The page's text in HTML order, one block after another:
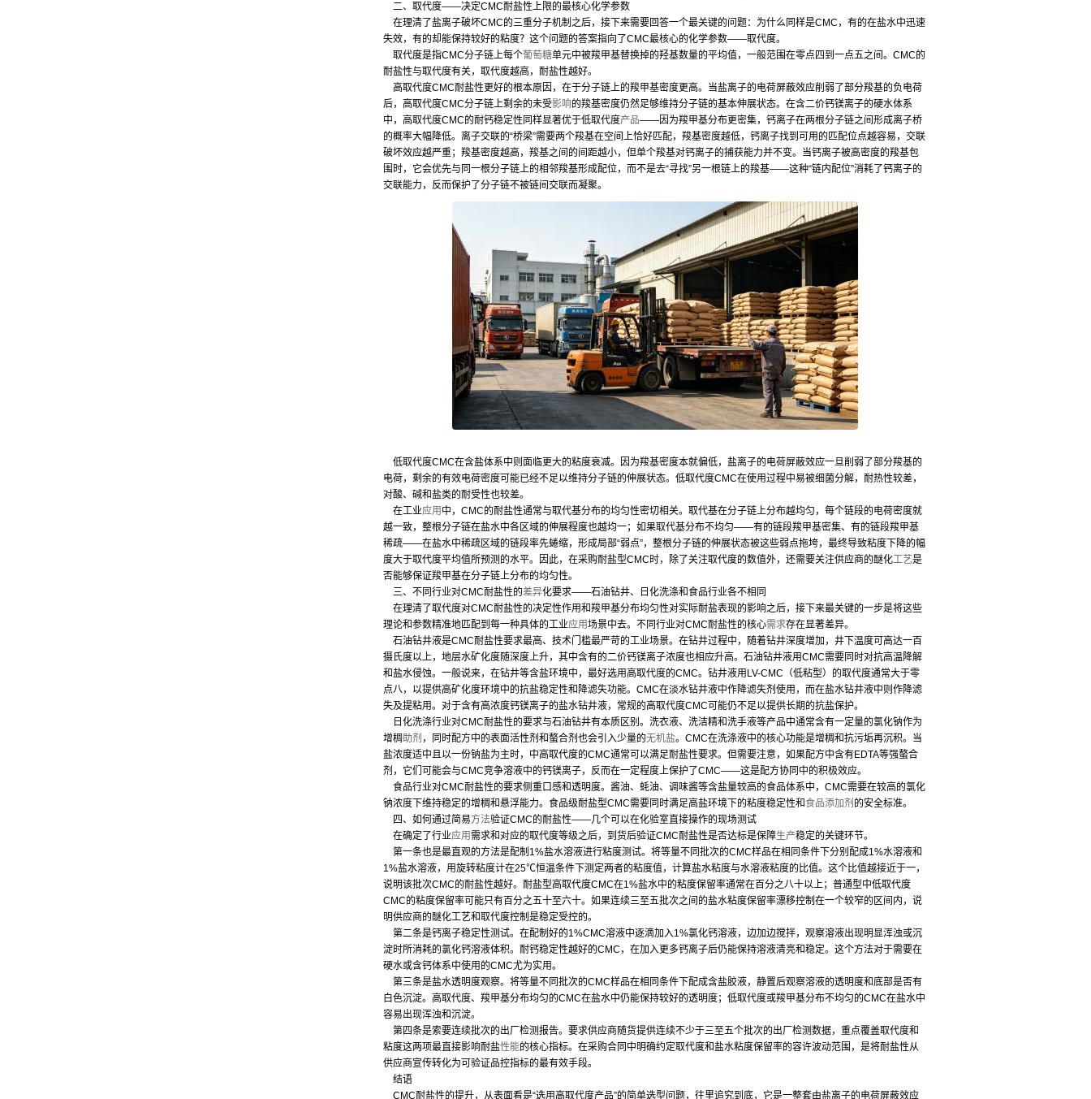
二、取代度——决定CMC耐盐性上限的最核心化学参数
在理清了盐离子破坏CMC的三重分子机制之后，接下来需要回答一个最关键的问题：为什么同样是CMC，有的在盐水中迅速
失效，有的却能保持较好的粘度？这个问题的答案指向了CMC最核心的化学参数——取代度。
取代度是指CMC分子链上每个葡萄糖单元中被羧甲基替换掉的羟基数量的平均值，一般范围在零点四到一点五之间。CMC的
耐盐性与取代度有关，取代度越高，耐盐性越好。
高取代度CMC耐盐性更好的根本原因，在于分子链上的羧甲基密度更高。当盐离子的电荷屏蔽效应削弱了部分羧基的负电荷
后，高取代度CMC分子链上剩余的未受影响 的羧基密度仍然足够维持分子链的基本伸展状态。在含二价钙镁离子的硬水体系
中，高取代度CMC的耐钙稳定性同样显著优于低取代度产品——因为羧甲基分布更密集，钙离子在两根分子链之间形成离子桥
的概率大幅降低。离子交联的“桥梁”需要两个羧基在空间上恰好匹配，羧基密度越低，钙离子找到可用的匹配位点越容易，交联
破坏效应越严重；羧基密度越高，羧基之间的间距越小，但单个羧基对钙离子的捕获能力并不变。当钙离子被高密度的羧基包
围时，它会优先与同一根分子链上的相邻羧基形成配位，而不是去“寻找”另一根链上的羧基——这种“链内配位”消耗了钙离子的
交联能力，反而保护了分子链不被链间交联而凝聚。
低取代度CMC在含盐体系中则面临更大的粘度衰减。因为羧基密度本就偏低，盐离子的电荷屏蔽效应一旦削弱了部分羧基的
电荷，剩余的有效电荷密度可能已经不足以维持分子链的伸展状态。低取代度CMC在使用过程中易被细菌分解，耐热性较差，
对酸、碱和盐类的耐受性也较差。
在工业应用 中，CMC的耐盐性通常与取代基分布的均匀性密切相关。取代基在分子链上分布越均匀，每个链段的电荷密度就
越一致，整根分子链在盐水中各区域的伸展程度也越均一；如果取代基分布不均匀——有的链段羧甲基密集、有的链段羧甲基
稀疏——在盐水中稀疏区域的链段率先蜷缩，形成局部“弱点”，整根分子链的伸展状态被这些弱点拖垮，最终导致粘度下降的幅
度大于取代度平均值所预测的水平。因此，在采购耐盐型CMC时，除了关注取代度的数值外，还需要关注供应商的醚化工艺是
否能够保证羧甲基在分子链上分布的均匀性。
三、不同行业对CMC耐盐性的差异化要求——石油钻井、日化洗涤和食品行业各不相同
在理清了取代度对CMC耐盐性的决定性作用和羧甲基分布均匀性对实际耐盐表现的影响之后，接下来最关键的一步是将这些
理论和参数精准地匹配到每一种具体的工业应用场景中去。不同行业对CMC耐盐性的核心需求存在显著差异。
石油钻井液是CMC耐盐性要求最高、技术门槛最严苛的工业场景。在钻井过程中，随着钻井深度增加，井下温度可高达一百
摄氏度以上，地层水矿化度随深度上升，其中含有的二价钙镁离子浓度也相应升高。石油钻井液用CMC需要同时对抗高温降解
和盐水侵蚀。一般说来，在钻井等含盐环境中，最好选用高取代度的CMC。钻井液用LV-CMC（低粘型）的取代度通常大于零
点八，以提供高矿化度环境中的抗盐稳定性和降滤失功能。CMC在淡水钻井液中作降滤失剂使用，而在盐水钻井液中则作降滤
失及提粘用。对于含有高浓度钙镁离子的盐水钻井液，常规的高取代度CMC可能仍不足以提供长期的抗盐保护。
日化洗涤行业对CMC耐盐性的要求与石油钻井有本质区别。洗衣液、洗洁精和洗手液等产品中通常含有一定量的氯化钠作为
增稠助剂 ，同时配方中的表面活性剂和螯合剂也会引入少量的无机盐。CMC在洗涤液中的核心功能是增稠和抗污垢再沉积。当
盐浓度适中且以一份钠盐为主时，中高取代度的CMC通常可以满足耐盐性要求。但需要注意，如果配方中含有EDTA等强螯合
剂，它们可能会与CMC竞争溶液中的钙镁离子，反而在一定程度上保护了CMC——这是配方协同中的积极效应。
食品行业对CMC耐盐性的要求侧重口感和透明度。酱油、蚝油、调味酱等含盐量较高的食品体系中，CMC需要在较高的氯化
钠浓度下维持稳定的增稠和悬浮能力。食品级耐盐型CMC需要同时满足高盐环境下的粘度稳定性和食品添加剂 的安全标准。
四、如何通过简易方法验证CMC的耐盐性——几个可以在化验室直接操作的现场测试
在确定了行业应用需求和对应的取代度等级之后，到货后验证CMC耐盐性是否达标是保障生产稳定的关键环节。
第一条也是最直观的方法是配制1%盐水溶液进行粘度测试。将等量不同批次的CMC样品在相同条件下分别配成1%水溶液和
1%盐水溶液，用旋转粘度计在25℃恒温条件下测定两者的粘度值，计算盐水粘度与水溶液粘度的比值。这个比值越接近于一，
说明该批次CMC的耐盐性越好。耐盐型高取代度CMC在1%盐水中的粘度保留率通常在百分之八十以上；普通型中低取代度
CMC的粘度保留率可能只有百分之五十至六十。如果连续三至五批次之间的盐水粘度保留率漂移控制在一个较窄的区间内，说
明供应商的醚化工艺和取代度控制是稳定受控的。
第二条是钙离子稳定性测试。在配制好的1%CMC溶液中逐滴加入1%氯化钙溶液，边加边搅拌，观察溶液出现明显浑浊或沉
淀时所消耗的氯化钙溶液体积。耐钙稳定性越好的CMC，在加入更多钙离子后仍能保持溶液清亮和稳定。这个方法对于需要在
硬水或含钙体系中使用的CMC尤为实用。
第三条是盐水透明度观察。将等量不同批次的CMC样品在相同条件下配成含盐胶液，静置后观察溶液的透明度和底部是否有
白色沉淀。高取代度、羧甲基分布均匀的CMC在盐水中仍能保持较好的透明度；低取代度或羧甲基分布不均匀的CMC在盐水中
容易出现浑浊和沉淀。
第四条是索要连续批次的出厂检测报告。要求供应商随货提供连续不少于三至五个批次的出厂检测数据，重点覆盖取代度和
粘度这两项最直接影响耐盐性能的核心指标。在采购合同中明确约定取代度和盐水粘度保留率的容许波动范围，是将耐盐性从
供应商宣传转化为可验证品控指标的最有效手段。
结语
CMC耐盐性的提升，从表面看是“选用高取代度产品”的简单选型问题，往里追究到底，它是一整套由盐离子的电荷屏蔽效应